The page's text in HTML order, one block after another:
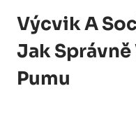
Výcvik A
Jak
Pumu